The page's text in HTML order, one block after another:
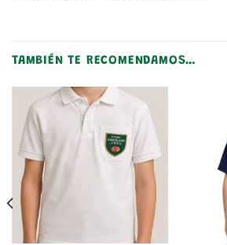
TAMBIÉN TE RECOMENDAMOS…